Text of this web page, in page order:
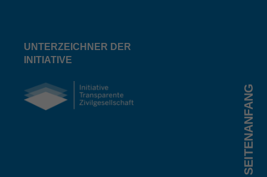
UNTERZEICHNER DER
INITIATIVE
SEITENANFANG